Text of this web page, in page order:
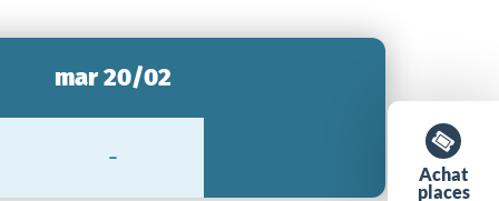
Achat
places
mar 20/02
-